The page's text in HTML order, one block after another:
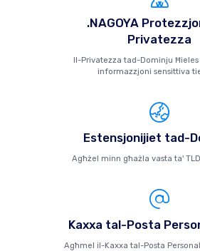
.NAGOYA
Privatezza
Il-Privatezza tad-Dominju
informazzjoni sensittiva
Estensjonijiet tad-
Agħżel minn għażla vasta ta'
Kaxxa tal-Posta
Agħmel il-Kaxxa tal-Posta